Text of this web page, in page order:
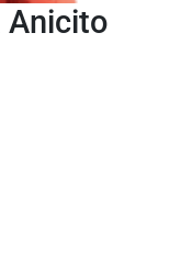
Anicito